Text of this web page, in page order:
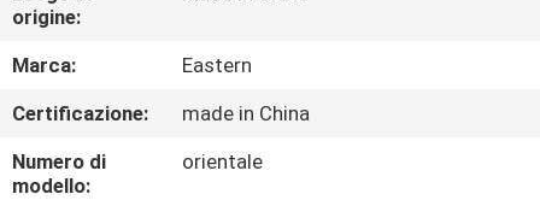
GIRO
DELLA
FABBRICA
origine:
Marca:
Eastern
Certificazione:
made in China
Numero di
modello:
orientale